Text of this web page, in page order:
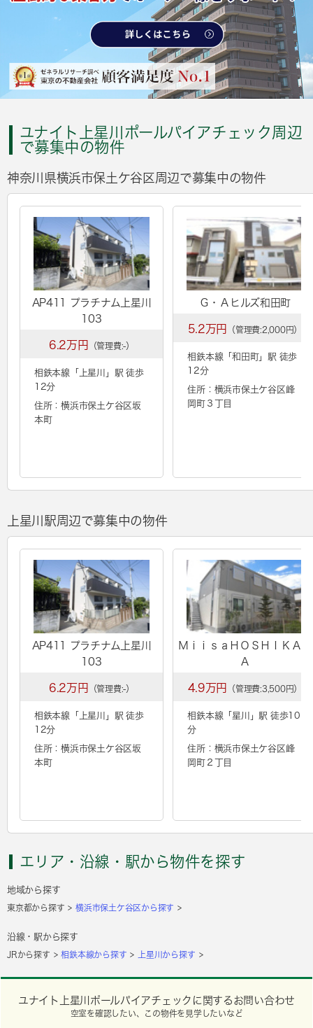
ユナイト上星川ポールパイアチェック周辺
で募集中の物件
神奈川県横浜市保土ケ谷区周辺で募集中の物件
AP411 プラチナム上星川
103
6.2万円 （管理費:-）
相鉄本線「 上星川
」駅 徒歩
12分
住所：横浜市保土ケ谷区坂
本町
Ｇ・Ａヒルズ和田町
5.2万円 （管理費:2,000円）
相鉄本線「和田町」駅 徒歩
12分
住所：横浜市保土ケ谷区峰
岡町３丁目
上星川駅周辺で募集中の物件
AP411 プラチナム上星川
103
6.2万円 （管理費:-）
相鉄本線「 上星川
」駅 徒歩
12分
住所：横浜市保土ケ谷区坂
本町
ＭｉｉｓａＨＯＳＨＩＫＡＷ
Ａ
4.9万円 （管理費:3,500円）
相鉄本線「 星川
」駅 徒歩10
分
住所：横浜市保土ケ谷区峰
岡町２丁目
エリア・沿線・駅から物件を探す
地域から探す
東京都から探す 横浜市保土ケ谷区から探す
沿線・駅から探す
JRから探す 相鉄本線から探す 上星川から探す
ユナイト上星川ポールパイアチェックに関するお問い合わせ
空室を確認したい、この物件を見学したいなど